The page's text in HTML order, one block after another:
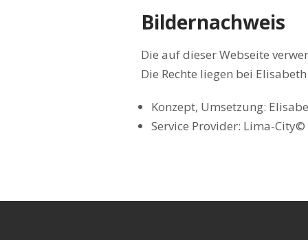
Bildernachweis
Die auf dieser Webseite
Die Rechte liegen bei
Konzept, Umsetzung:
Service Provider: Lima-